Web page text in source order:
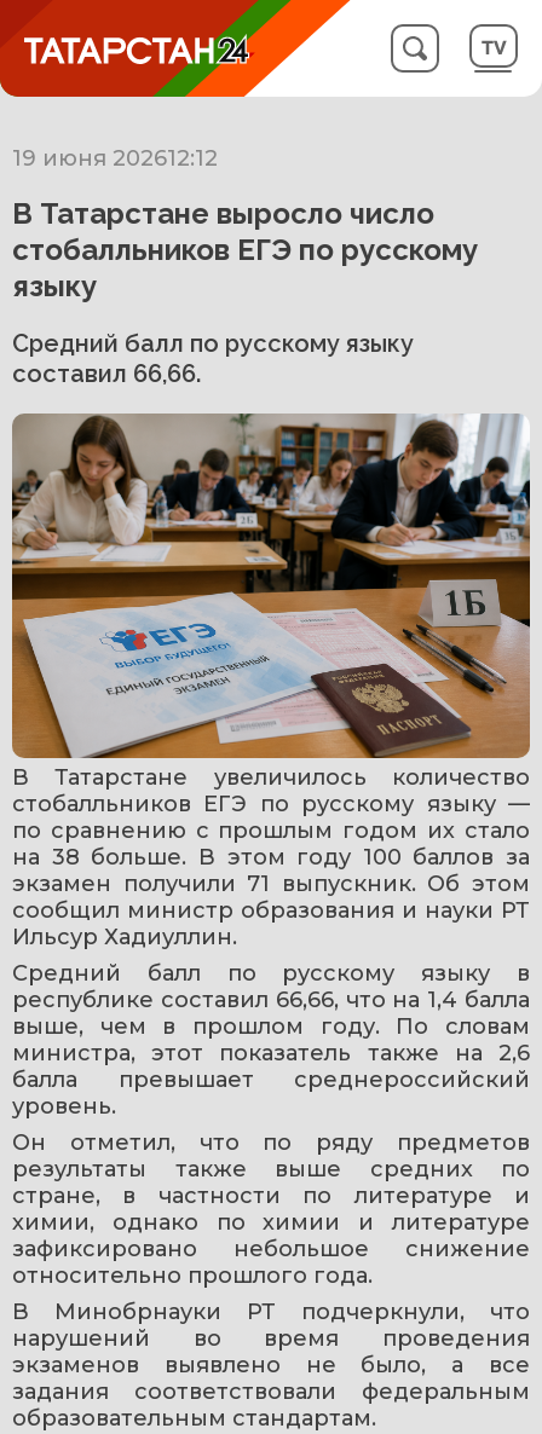
19 июня 202612:12
В Татарстане выросло число
стобалльников ЕГЭ по русскому
языку
Средний балл по русскому языку
составил 66,66.
В Татарстане увеличилось количество
стобалльников ЕГЭ по русскому языку —
по сравнению с прошлым годом их стало
на 38 больше. В этом году 100 баллов за
экзамен получили 71 выпускник. Об этом
сообщил министр образования и науки РТ
Ильсур Хадиуллин.
Средний балл по русскому языку в
республике составил 66,66, что на 1,4 балла
выше, чем в прошлом году. По словам
министра, этот показатель также на 2,6
балла превышает среднероссийский
уровень.
Он отметил, что по ряду предметов
результаты также выше средних по
стране, в частности по литературе и
химии, однако по химии и литературе
зафиксировано небольшое снижение
относительно прошлого года.
В Минобрнауки РТ подчеркнули, что
нарушений во время проведения
экзаменов выявлено не было, а все
задания соответствовали федеральным
образовательным стандартам.